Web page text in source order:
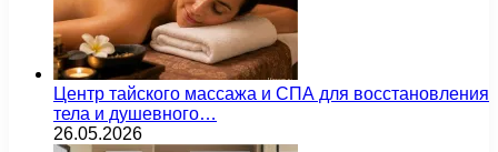
Центр тайского массажа и СПА для восстановления
тела и душевного…
26.05.2026